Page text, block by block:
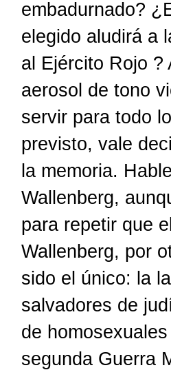
embadurnado?
elegido aludirá a
al Ejército Rojo ?
aerosol de tono
servir para todo
previsto, vale
la memoria.
Wallenberg,
para repetir que
Wallenberg, por
sido el único: la
salvadores de
de
segunda Guerra